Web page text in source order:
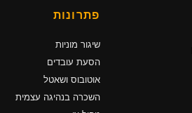
פתרונות
שיגור מוניות
הסעת עובדים
אוטובוס ושאטל
השכרה בנהיגה עצמית